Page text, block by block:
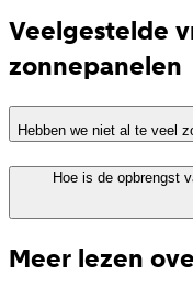
Veelgestelde
zonnepanelen
Hebben we niet al te veel
Hoe is de opbrengst
Meer lezen